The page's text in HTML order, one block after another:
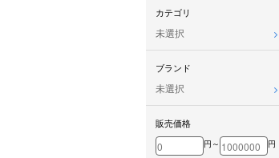
カテゴリ
未選択
ブランド
未選択
販売価格
円～ 円